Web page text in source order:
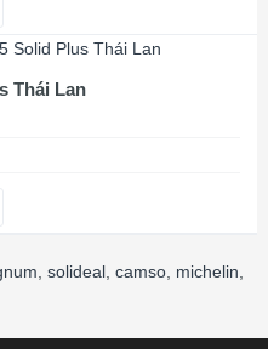
Thái Lan
solideal camso michelin